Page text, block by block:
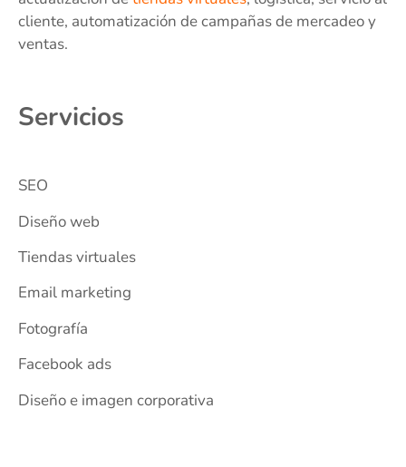
cliente, automatización de campañas de mercadeo y
ventas.
Servicios
SEO
Diseño web
Tiendas virtuales
Email marketing
Fotografía
Facebook ads
Diseño e imagen corporativa